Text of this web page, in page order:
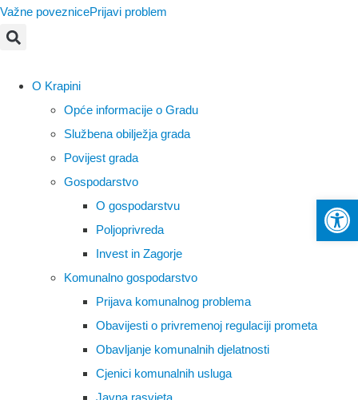
Važne poveznicePrijavi problem
O Krapini
Opće informacije o Gradu
Službena obilježja grada
Povijest grada
Gospodarstvo
O gospodarstvu
Poljoprivreda
Invest in Zagorje
Komunalno gospodarstvo
Prijava komunalnog problema
Obavijesti o privremenoj regulaciji prometa
Obavljanje komunalnih djelatnosti
Cjenici komunalnih usluga
Javna rasvjeta